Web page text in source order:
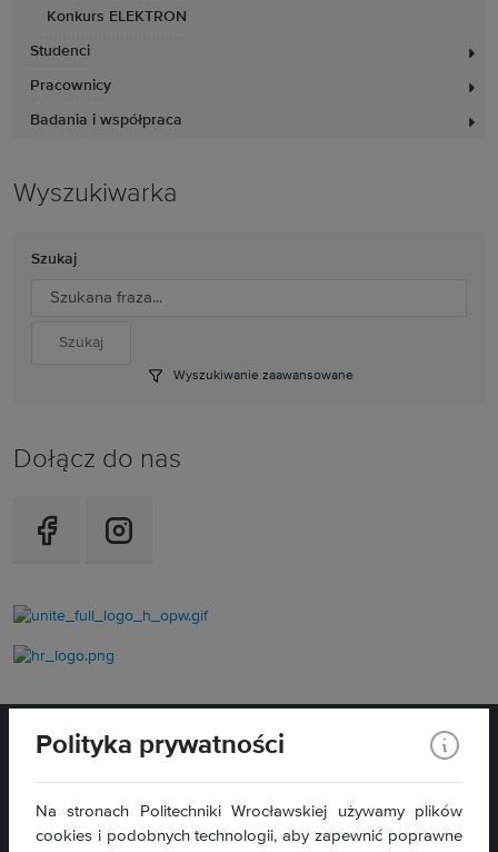
Konkurs ELEKTRON
Studenci
Pracownicy
Badania i współpraca
Wyszukiwarka
Szukaj
Wyszukiwanie zaawansowane
Dołącz do nas
Polityka prywatności
Na stronach Politechniki Wrocławskiej używamy plików
cookies i podobnych technologii, aby zapewnić poprawne